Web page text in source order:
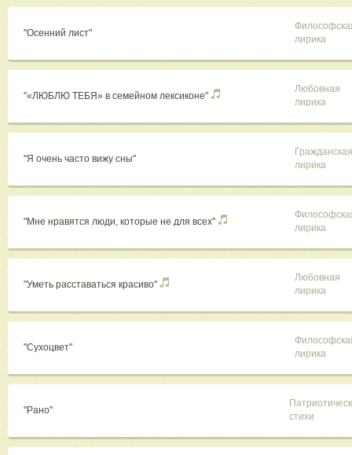
"Осенний лист"
лирика
"«ЛЮБЛЮ ТЕБЯ» в семейном лексиконе"
Любовная
лирика
"Я очень часто вижу сны"
Гражданская
лирика
"Мне нравятся люди, которые не для всех"
лирика
"Уметь расставаться красиво"
Любовная
лирика
"Сухоцвет"
лирика
"Рано"
стихи